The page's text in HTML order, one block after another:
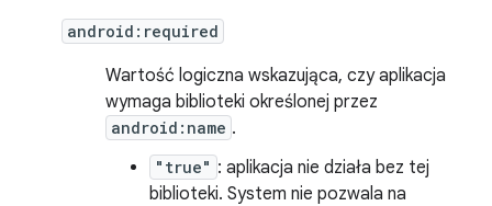
android:required
Wartość logiczna wskazująca, czy aplikacja
wymaga biblioteki określonej przez
android:name .
"true" : aplikacja nie działa bez tej
biblioteki. System nie pozwala na